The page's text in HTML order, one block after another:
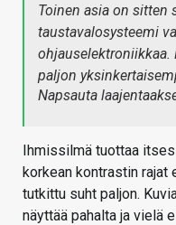
Toinen asia on sitten
taustavalosysteemi
ohjauselektroniikkaa.
paljon
Napsauta
Ihmissilmä tuottaa
korkean kontrastin rajat
tutkittu suht paljon.
näyttää pahalta ja vielä